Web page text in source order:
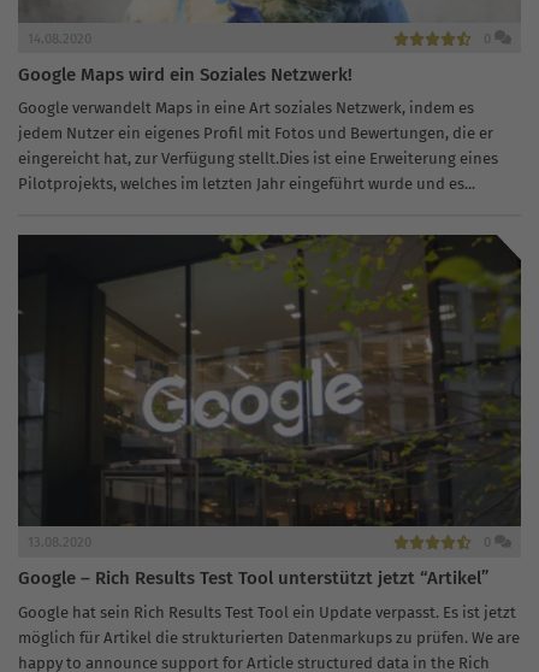
14.08.2020 0
Google Maps wird ein Soziales Netzwerk!
Google verwandelt Maps in eine Art soziales Netzwerk, indem es
jedem Nutzer ein eigenes Profil mit Fotos und Bewertungen, die er
eingereicht hat, zur Verfügung stellt.Dies ist eine Erweiterung eines
Pilotprojekts, welches im letzten Jahr eingeführt wurde und es...
13.08.2020 0
Google – Rich Results Test Tool unterstützt jetzt “Artikel”
Google hat sein Rich Results Test Tool ein Update verpasst. Es ist jetzt
möglich für Artikel die strukturierten Datenmarkups zu prüfen. We are
happy to announce support for Article structured data in the Rich